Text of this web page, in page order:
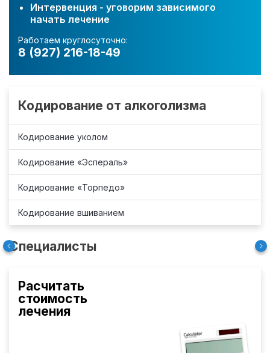
Интервенция - уговорим зависимого
начать лечение
Работаем круглосуточно:
8 (927) 216-18-49
Кодирование от алкоголизма
Кодирование уколом
Кодирование «Эспераль»
Кодирование «Торпедо»
Кодирование вшиванием
Специалисты
Расчитать
стоимость
лечения